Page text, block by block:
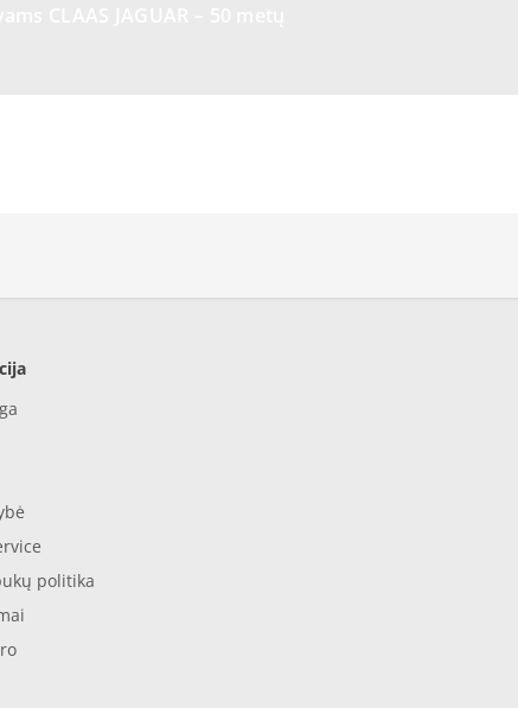
CLAAS JAGUAR – 50 metų
politika